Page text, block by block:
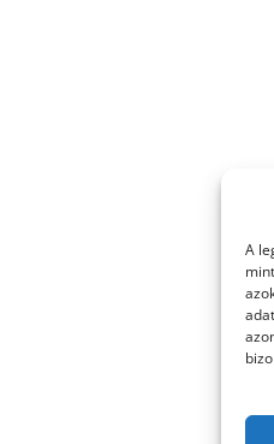
A